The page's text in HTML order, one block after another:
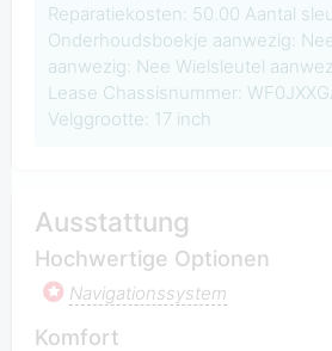
Reparatiekosten: 50.00 Aantal
Onderhoudsboekje aanwezig:
aanwezig: Nee Wielsleutel
Lease Chassisnummer:
Velggrootte: 17 inch
Ausstattung
Hochwertige Optionen
Navigationssystem
Komfort